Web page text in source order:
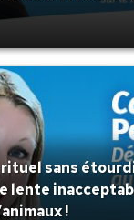
sans
lente
!